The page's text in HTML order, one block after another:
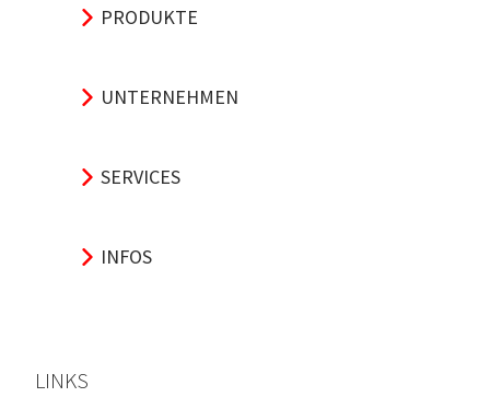
PRODUKTE
UNTERNEHMEN
SERVICES
INFOS
LINKS